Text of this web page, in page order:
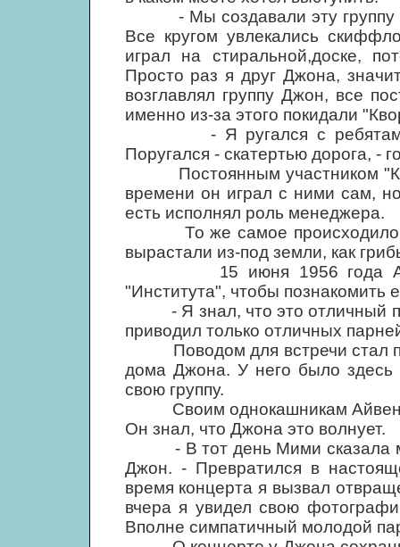
- Мы создавали эту группу
Все кругом увлекались
играл на стиральной,доске,
Просто раз я друг Джона,
возглавлял группу Джон, все
именно из-за этого покидали
- Я ругался с ребятами
Поругался - скатертью дорога, -
Постоянным участником
времени он играл с ними сам,
есть исполнял роль менеджера.
То же самое происходило в
вырастали из-под земли, как
15 июня 1956 года
"Института", чтобы познакомить
- Я знал, что это отличный
приводил только отличных
Поводом для встречи стал
дома Джона. У него было здесь
свою группу.
Своим однокашникам Айвен
Он знал, что Джона это волнует.
- В тот день Мими сказала
Джон. - Превратился в
время концерта я вызвал
вчера я увидел свою
Вполне симпатичный молодой